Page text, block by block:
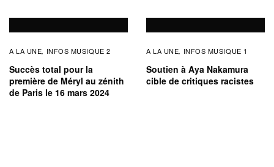
A LA UNE, INFOS MUSIQUE 2
Succès total pour la
première de Méryl au zénith
de Paris le 16 mars 2024
A LA UNE, INFOS MUSIQUE 1
Soutien à Aya Nakamura
cible de critiques racistes